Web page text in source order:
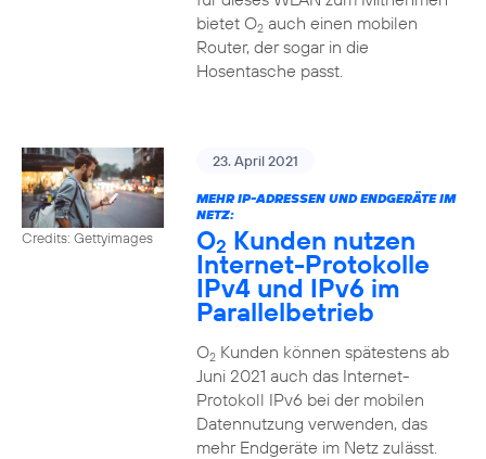
bietet O2auch einen mobilen
Router, der sogar in die
Hosentasche passt.
Credits: Gettyimages
23. April 2021
MEHR IP-ADRESSEN UND ENDGERÄTE IM
NETZ:
O2 Kunden nutzen
Internet-Protokolle
IPv4 und IPv6 im
Parallelbetrieb
O2Kunden können spätestens ab
Juni 2021 auch das Internet-
Protokoll IPv6 bei der mobilen
Datennutzung verwenden, das
mehr Endgeräte im Netz zulässt.